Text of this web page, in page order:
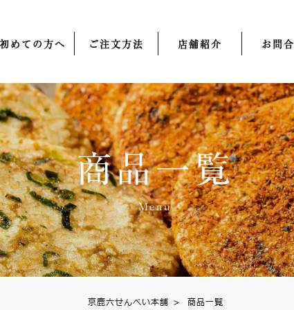
初めての方へ ご注文方法 店舗紹介 お問
商品一覧
Menu
京鹿六せんべい本舗 > 商品一覧